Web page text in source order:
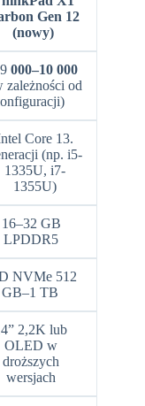
Gen 12
(nowy)
000–10 000
od
Core 13.
(np. i5-
1335U, i7-
1355U)
16–32 GB
LPDDR5
NVMe 512
GB–1 TB
2,2K lub
OLED w
droższych
wersjach